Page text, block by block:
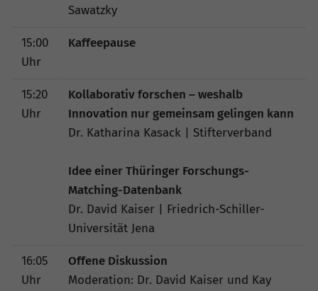
Sawatzky
15:00
Uhr
Kaffeepause
15:20
Uhr
Kollaborativ forschen – weshalb
Innovation nur gemeinsam gelingen kann
Dr. Katharina Kasack | Stifterverband
Idee einer Thüringer Forschungs-
Matching-Datenbank
Dr. David Kaiser | Friedrich-Schiller-
Universität Jena
16:05
Uhr
Offene Diskussion
Moderation: Dr. David Kaiser und Kay